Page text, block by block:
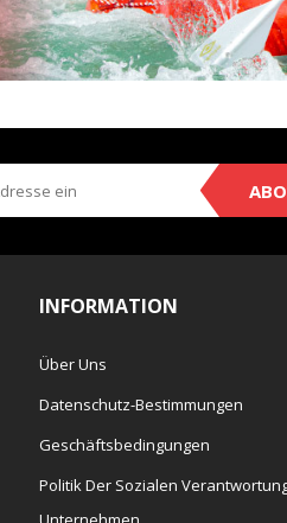
INFORMATION
Über Uns
Datenschutz-Bestimmungen
Geschäftsbedingungen
Politik Der Sozialen